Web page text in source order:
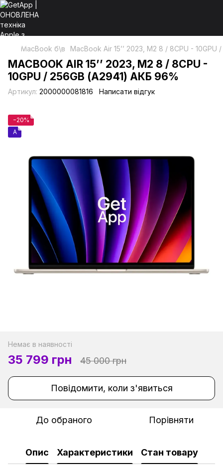
MacBook б\в MacBook Air 15’’ 2023, М2 8 / 8CPU -
MACBOOK AIR 15’’ 2023, М2 8 / 8CPU -
10GPU / 256GB (А2941) АКБ 96%
Артикул: 2000000081816 Написати відгук
−20%
A
Немає в наявності
35 799 грн 45 000 грн
Повідомити, коли з'явиться
До обраного Порівняти
Опис Характеристики Стан товару